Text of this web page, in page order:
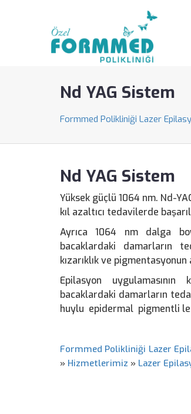
Nd YAG Sistem
Formmed Polikliniği Lazer
Nd YAG Sistem
Yüksek güçlü 1064 nm. Nd-
kıl azaltıcı tedavilerde
Ayrıca 1064 nm dalga
bacaklardaki damarların
kızarıklık ve
Epilasyon
bacaklardaki damarların
huylu epidermal pigmentli
Formmed Polikliniği Lazer
» Hizmetlerimiz » Lazer